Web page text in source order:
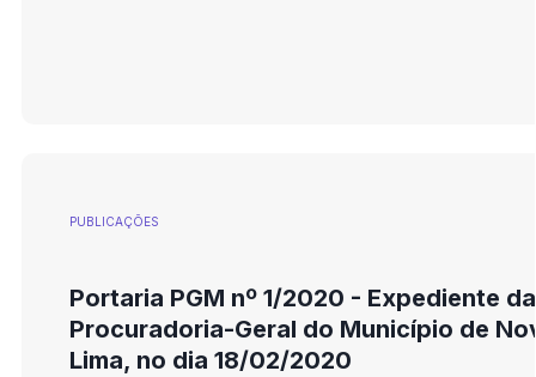
PUBLICAÇÕES
Portaria PGM nº 1/2020 - Expediente da
Procuradoria-Geral do Município de
Lima, no dia 18/02/2020